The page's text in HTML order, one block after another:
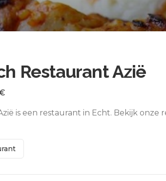
Restaurant Azië
is een restaurant in Echt. Bekijk onze